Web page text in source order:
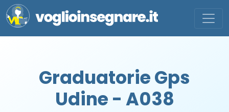
Graduatorie Gps
Udine - A038